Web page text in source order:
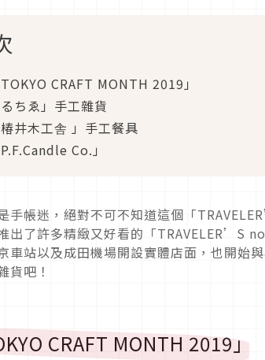
TOKYO CRAFT MONTH 2019」
るちゑ」手工雜貨
椿井木工舎 」手工餐具
P.F.Candle Co.」
手帳迷，絕對不可不知道這個「
出了許多精緻又好看的「TRAVELER’S
車站以及成田機場開設實體店面，也開始
貨吧！
CRAFT MONTH 2019」